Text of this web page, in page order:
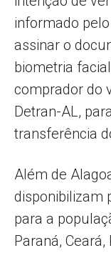
informado
assinar o
biometria
comprador do
Detran-AL,
transferência
Além de
disponibilizam
para a
Paraná, Ceará,